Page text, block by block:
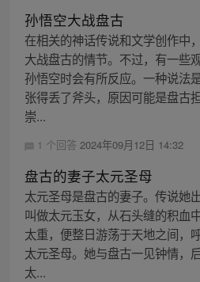
孙悟空大战盘古
在相关的神话传说和文学创作中
大战盘古的情节。不过，有一些
孙悟空时会有所反应。一种说法
张得丢了斧头，原因可能是盘古
崇...
1 个回答 2024年09月12日 14:32
盘古的妻子太元圣母
太元圣母是盘古的妻子。传说她
叫做太元玉女，从石头缝的积血
太重，便整日游荡于天地之间，
太元圣母。她与盘古一见钟情，
太...